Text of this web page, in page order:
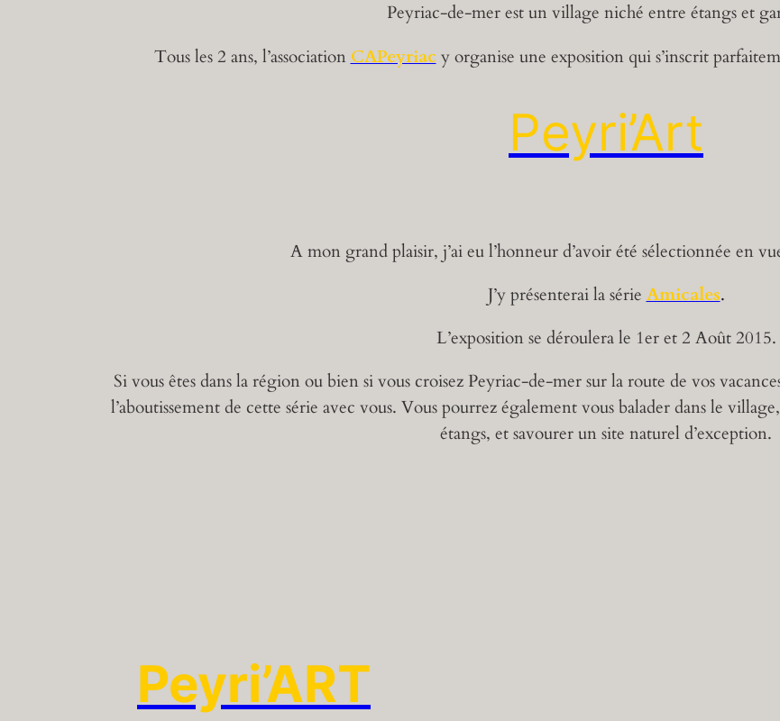
Peyriac-de-mer est un village niché entre étangs et
Tous les 2 ans, l’association CAPeyriac y organise une exposition qui s’inscrit
Peyri’Art
A mon grand plaisir, j’ai eu l’honneur d’avoir été sélectionnée en
J’y présenterai la série Amicales.
L’exposition se déroulera le 1er et 2 Août 2015.
Si vous êtes dans la région ou bien si vous croisez Peyriac-de-mer sur la route de vos
l’aboutissement de cette série avec vous. Vous pourrez également vous balader dans le
étangs, et savourer un site naturel d’exception.
Peyri’ART